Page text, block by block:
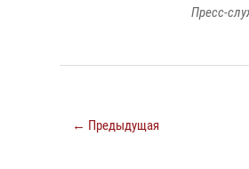
Пресс-
← Предыдущая